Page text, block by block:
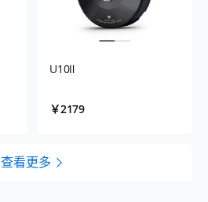
U10Ⅱ
￥2179
查看更多